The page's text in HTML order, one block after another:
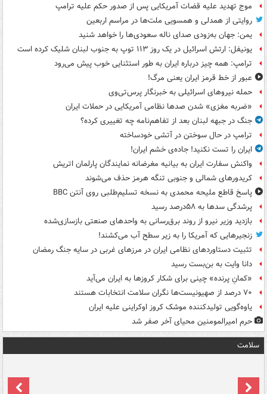
موج تهدید علیه قضات آمریکایی پس از صدور حکم علیه ترامپ
روایتی از همدلی و همسویی ملت‌ها در مراسم اربعین
یمن: جهان به‌زودی صدای ناله سعودی‌ها را خواهد شنید
یونیفل: ارتش اسرائیل در یک روز ۱۱۳ توپ به جنوب لبنان شلیک کرده است
ترامپ: همه چیز درباره ایران به طور استثنایی خوب پیش می‌رود
عبور از خط قرمز ایران یعنی مرگ!
حمله نیروهای اسرائیلی به خبرنگار پرس‌تی‌وی
«ضربه مغزی» شدن صدها نظامی آمریکایی در حملات ایران
جنگ در جبهه لبنان بعد از تفاهم‌نامه چه تغییری کرده؟
ترامپ در حال سوختن در آتشی خودساخته
ایران را تست نکنید! جاده‌ی خشم ایران!
واکنش سفارت ایران به بیانیه مغرضانه نمایندگان پارلمان اتریش
کریدورهای شمالی و جنوبی تنگه هرمز حذف می‌شوند
پاسخ قاطع ملیحه محمدی به نسخه تسلیم‌طلبی روی آنتن BBC
پرشدگی سدها به ۵۸درصد رسید
بازدید وزیر نیرو از روند برق‌رسانی به واحدهای صنعتی بازسازی‌شده
زنجیرهایی که آمریکا را به زیر سطح آب می‌کشند!
تثبیت دستاوردهای نظامی ایران در مرزهای غربی در سایه جنگ رمضان
دانا وایت به بن‌بست رسید
«کمانِ پرنده» چینی برای شکار کروزها به ایران می‌آید
۷۰ درصد از صهیونیست‌ها نگران سلامت انتخابات هستند
یاوه‌گویی تولیدکننده موشک کروز اوکراینی علیه ایران
حرم امیرالمومنین محیای آخر صفر شد
سلامت